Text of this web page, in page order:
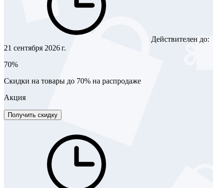
Действителен до:
21 сентября 2026 г.
70%
Скидки на товары до 70% на распродаже
Акция
Получить скидку